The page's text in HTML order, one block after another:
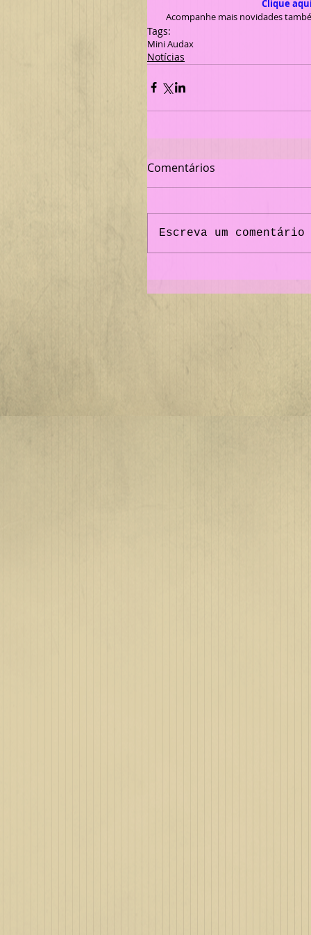
Clique
Acompanhe mais novidades
Tags:
Mini Audax
Notícias
Comentários
Escreva um comentário